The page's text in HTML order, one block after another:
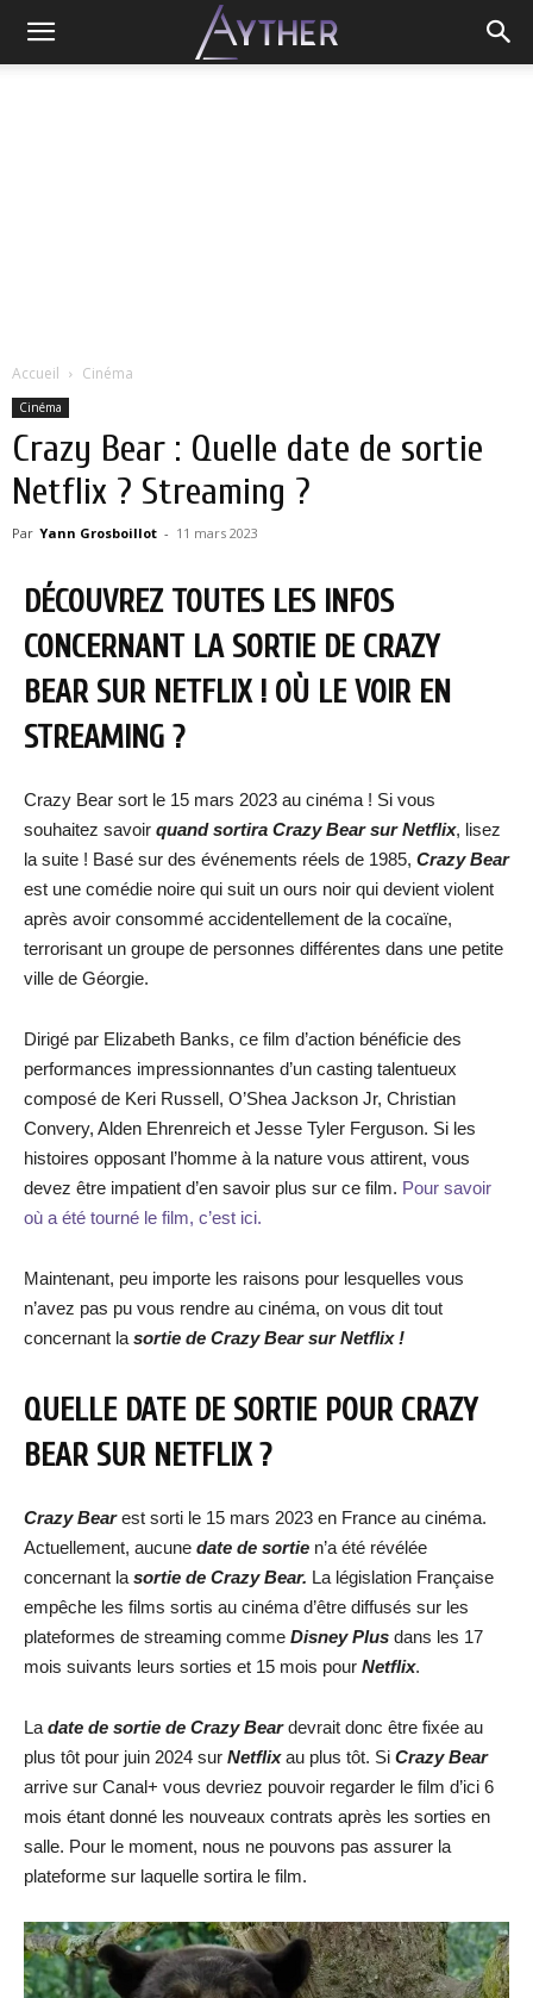
Accueil Cinéma
Cinéma
Crazy Bear : Quelle date de sortie
Netflix ? Streaming ?
Par Yann Grosboillot - 11 mars 2023
DÉCOUVREZ TOUTES LES INFOS
CONCERNANT LA SORTIE DE CRAZY
BEAR SUR NETFLIX ! OÙ LE VOIR EN
STREAMING ?
Crazy Bear sort le 15 mars 2023 au cinéma ! Si vous
souhaitez savoir quand sortira Crazy Bearsur Netflix, lisez
la suite ! Basé sur des événements réels de 1985, Crazy Bear
est une comédie noire qui suit un ours noir qui devient violent
après avoir consommé accidentellement de la cocaïne,
terrorisant un groupe de personnes différentes dans une petite
ville de Géorgie.
Dirigé par Elizabeth Banks, ce film d’action bénéficie des
performances impressionnantes d’un casting talentueux
composé de Keri Russell, O’Shea Jackson Jr, Christian
Convery, Alden Ehrenreich et Jesse Tyler Ferguson. Si les
histoires opposant l’homme à la nature vous attirent, vous
devez être impatient d’en savoir plus sur ce film. Pour savoir
où a été tourné le film, c’est ici.
Maintenant, peu importe les raisons pour lesquelles vous
n’avez pas pu vous rendre au cinéma, on vous dit tout
concernant la sortie de Crazy Bear sur Netflix !
QUELLE DATE DE SORTIE POUR CRAZY
BEARSUR NETFLIX ?
Crazy Bear est sorti le 15 mars 2023 en France au cinéma.
Actuellement, aucune date de sortie n’a été révélée
concernant la sortie de Crazy Bear. La législation Française
empêche les films sortis au cinéma d’être diffusés sur les
plateformes de streaming comme Disney Plus dans les 17
mois suivants leurs sorties et 15 mois pour Netflix.
La date de sortie de Crazy Bear devrait donc être fixée au
plus tôt pour juin 2024 sur Netflixau plus tôt. Si Crazy Bear
arrive sur Canal+ vous devriez pouvoir regarder le film d’ici 6
mois étant donné les nouveaux contrats après les sorties en
salle. Pour le moment, nous ne pouvons pas assurer la
plateforme sur laquelle sortira le film.